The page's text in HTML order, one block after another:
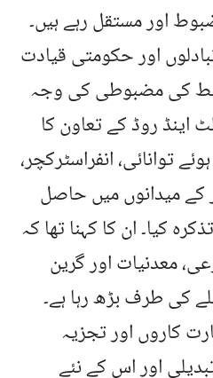
مضبوط اور مستقل رہے ہیں۔
اور حکومتی قیادت
کی مضبوطی کی وجہ
اینڈ روڈ کے تعاون کا
توانائی، انفراسٹرکچر،
کے میدانوں میں حاصل
کیا۔ ان کا کہنا تھا کہ
معدنیات اور گرین
کی طرف بڑھ رہا ہے۔
کاروں اور تجزیہ
اور اس کے نئے